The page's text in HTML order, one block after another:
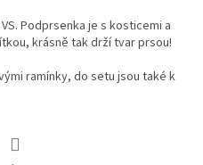
Podprsenka je s kosticemi a
krásně tak drží tvar prsou!
ramínky, do setu jsou také k